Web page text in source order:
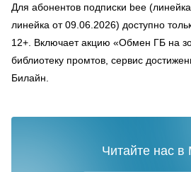
Для абонентов подписки bee
линейка от 09.06.2026) доступно
12+. Включает акцию «Обмен ГБ на
библиотеку промтов, сервис
Билайн.
Читайте нас в